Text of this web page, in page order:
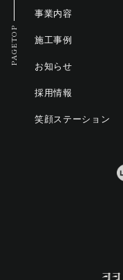
PAGETOP
事業内容
施工事例
お知らせ
採用情報
笑顔ステーション